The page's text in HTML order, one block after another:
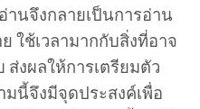
านจึงกลายเป็นการอ่าน
ใช้เวลามากกับสิ่งที่อาจ
งผลให้การเตรียมตัว
มนี้จึงมีจุดประสงค์เพื่อ